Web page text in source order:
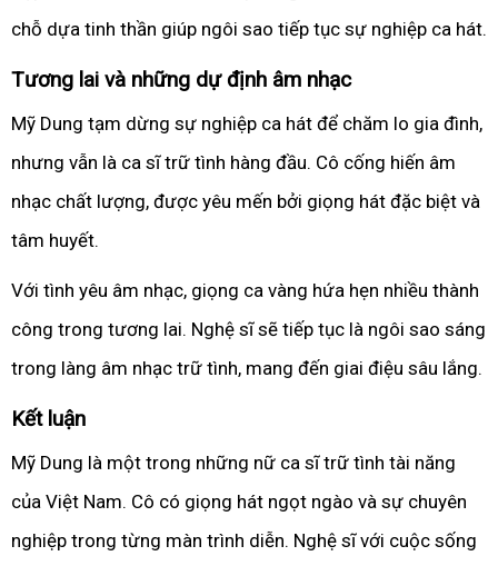
chỗ dựa tinh thần giúp ngôi sao tiếp tục sự nghiệp ca hát.
Tương lai và những dự định âm nhạc
Mỹ Dung tạm dừng sự nghiệp ca hát để chăm lo gia đình,
nhưng vẫn là ca sĩ trữ tình hàng đầu. Cô cống hiến âm
nhạc chất lượng, được yêu mến bởi giọng hát đặc biệt và
tâm huyết.
Với tình yêu âm nhạc, giọng ca vàng hứa hẹn nhiều thành
công trong tương lai. Nghệ sĩ sẽ tiếp tục là ngôi sao sáng
trong làng âm nhạc trữ tình, mang đến giai điệu sâu lắng.
Kết luận
Mỹ Dung là một trong những nữ ca sĩ trữ tình tài năng
của Việt Nam. Cô có giọng hát ngọt ngào và sự chuyên
nghiệp trong từng màn trình diễn. Nghệ sĩ với cuộc sống